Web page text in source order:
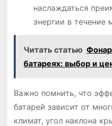
наслаждаться
энергии в течение
Читать статью
батареях: выбор и
Важно помнить, что
батарей зависит от
климат, угол наклона